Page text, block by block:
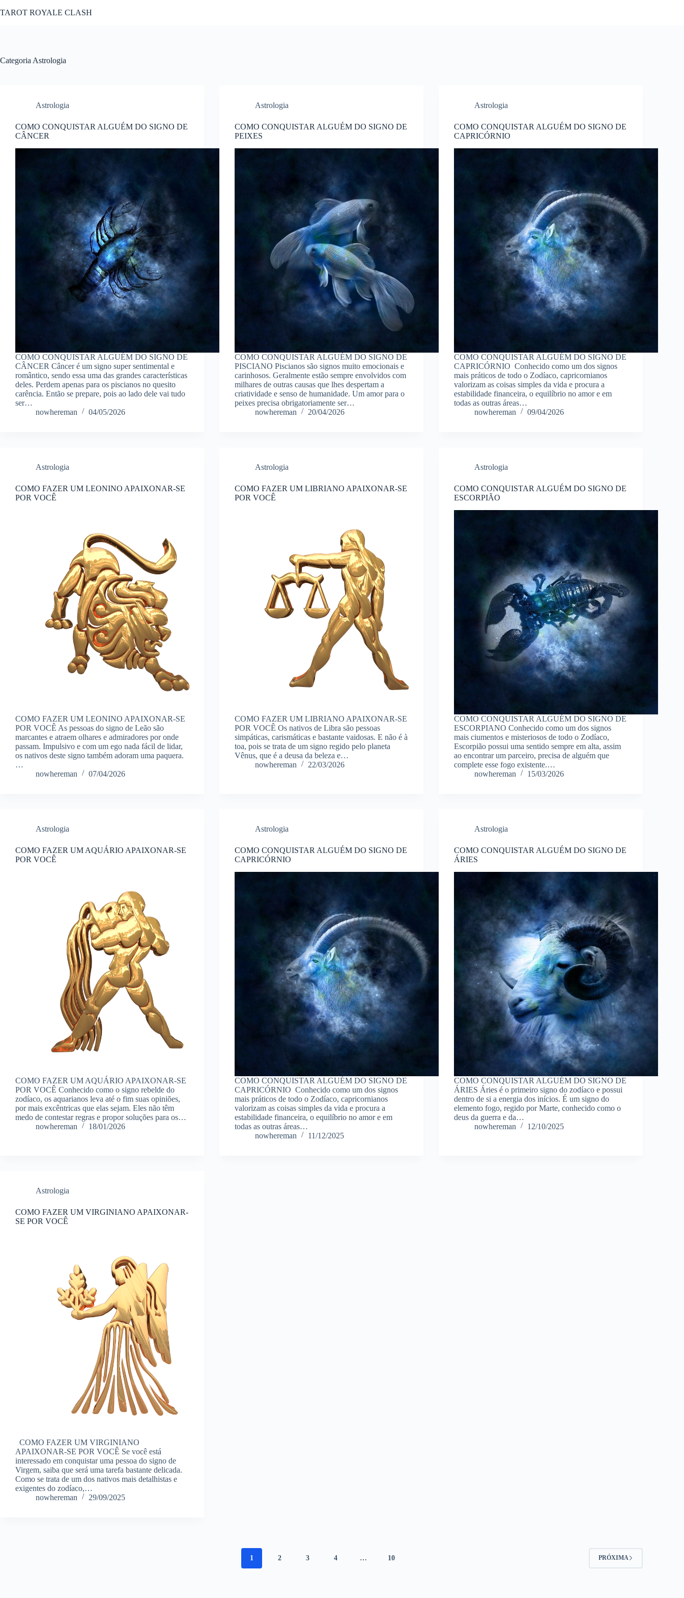
para
TAROT ROYALE CLASH
Categoria Astrologia
Astrologia
COMO CONQUISTAR ALGUÉM DO SIGNO DE
CÂNCER
COMO CONQUISTAR ALGUÉM DO SIGNO DE
CÂNCER Câncer é um signo super sentimental e
romântico, sendo essa uma das grandes características
deles. Perdem apenas para os piscianos no quesito
carência. Então se prepare, pois ao lado dele vai tudo
ser…
nowhereman
04/05/2026
Astrologia
COMO CONQUISTAR ALGUÉM DO SIGNO DE
PEIXES
COMO CONQUISTAR ALGUÉM DO SIGNO DE
PISCIANO Piscianos são signos muito emocionais e
carinhosos. Geralmente estão sempre envolvidos com
milhares de outras causas que lhes despertam a
criatividade e senso de humanidade. Um amor para o
peixes precisa obrigatoriamente ser…
nowhereman
20/04/2026
Astrologia
COMO CONQUISTAR ALGUÉM DO SIGNO DE
CAPRICÓRNIO
COMO CONQUISTAR ALGUÉM DO SIGNO DE
CAPRICÓRNIO Conhecido como um dos signos
mais práticos de todo o Zodíaco, capricornianos
valorizam as coisas simples da vida e procura a
estabilidade financeira, o equilíbrio no amor e em
todas as outras áreas…
nowhereman
09/04/2026
Astrologia
COMO FAZER UM LEONINO APAIXONAR-SE
POR VOCÊ
COMO FAZER UM LEONINO APAIXONAR-SE
POR VOCÊ As pessoas do signo de Leão são
marcantes e atraem olhares e admiradores por onde
passam. Impulsivo e com um ego nada fácil de lidar,
os nativos deste signo também adoram uma paquera.
…
nowhereman
07/04/2026
Astrologia
COMO FAZER UM LIBRIANO APAIXONAR-SE
POR VOCÊ
COMO FAZER UM LIBRIANO APAIXONAR-SE
POR VOCÊ Os nativos de Libra são pessoas
simpáticas, carismáticas e bastante vaidosas. E não é à
toa, pois se trata de um signo regido pelo planeta
Vênus, que é a deusa da beleza e…
nowhereman
22/03/2026
Astrologia
COMO CONQUISTAR ALGUÉM DO SIGNO DE
ESCORPIÃO
COMO CONQUISTAR ALGUÉM DO SIGNO DE
ESCORPIANO Conhecido como um dos signos
mais ciumentos e misteriosos de todo o Zodíaco,
Escorpião possui uma sentido sempre em alta, assim
ao encontrar um parceiro, precisa de alguém que
complete esse fogo existente.…
nowhereman
15/03/2026
Astrologia
COMO FAZER UM AQUÁRIO APAIXONAR-SE
POR VOCÊ
COMO FAZER UM AQUÁRIO APAIXONAR-SE
POR VOCÊ Conhecido como o signo rebelde do
zodíaco, os aquarianos leva até o fim suas opiniões,
por mais excêntricas que elas sejam. Eles não têm
medo de contestar regras e propor soluções para os…
nowhereman
18/01/2026
Astrologia
COMO CONQUISTAR ALGUÉM DO SIGNO DE
CAPRICÓRNIO
COMO CONQUISTAR ALGUÉM DO SIGNO DE
CAPRICÓRNIO Conhecido como um dos signos
mais práticos de todo o Zodíaco, capricornianos
valorizam as coisas simples da vida e procura a
estabilidade financeira, o equilíbrio no amor e em
todas as outras áreas…
nowhereman
11/12/2025
Astrologia
COMO CONQUISTAR ALGUÉM DO SIGNO DE
ÁRIES
COMO CONQUISTAR ALGUÉM DO SIGNO DE
ÁRIES Áries é o primeiro signo do zodíaco e possui
dentro de si a energia dos inícios. É um signo do
elemento fogo, regido por Marte, conhecido como o
deus da guerra e da…
nowhereman
12/10/2025
Astrologia
COMO FAZER UM VIRGINIANO APAIXONAR-
SE POR VOCÊ
COMO FAZER UM VIRGINIANO
APAIXONAR-SE POR VOCÊ Se você está
interessado em conquistar uma pessoa do signo de
Virgem, saiba que será uma tarefa bastante delicada.
Como se trata de um dos nativos mais detalhistas e
exigentes do zodíaco,…
nowhereman
29/09/2025
1 2 3 4 … 10 PRÓXIMA